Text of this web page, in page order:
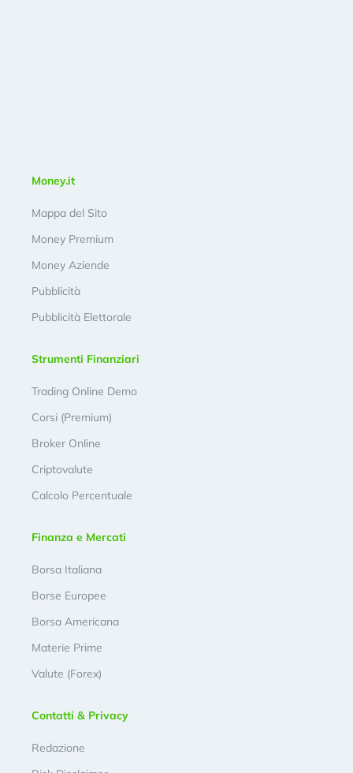
Money.it
Mappa del Sito
Money Premium
Money Aziende
Pubblicità
Pubblicità Elettorale
Strumenti Finanziari
Trading Online Demo
Corsi (Premium)
Broker Online
Criptovalute
Calcolo Percentuale
Finanza e Mercati
Borsa Italiana
Borse Europee
Borsa Americana
Materie Prime
Valute (Forex)
Contatti & Privacy
Redazione